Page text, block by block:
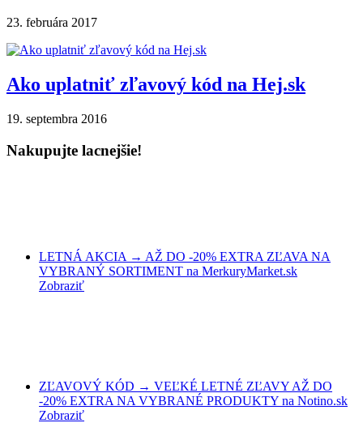
23. februára 2017
Ako uplatniť zľavový kód na Hej.sk
19. septembra 2016
Nakupujte lacnejšie!
LETNÁ AKCIA → AŽ DO -20% EXTRA ZĽAVA NA
VYBRANÝ SORTIMENT na MerkuryMarket.sk
Zobraziť
ZĽAVOVÝ KÓD → VEĽKÉ LETNÉ ZĽAVY AŽ DO
-20% EXTRA NA VYBRANÉ PRODUKTY na Notino.sk
Zobraziť